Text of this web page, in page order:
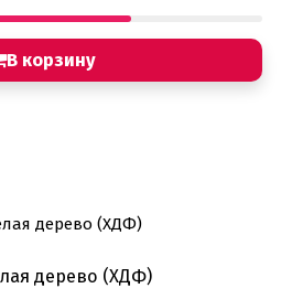
В корзину
дерево (ХДФ)